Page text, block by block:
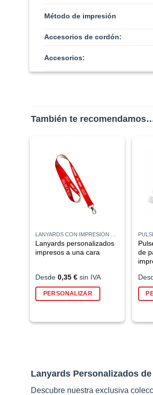
Método de impresión
Accesorios de cordón:
Accesorios:
También te
Lanyards personalizados
impresos a una cara
Desde 0,35 €sin IVA
PERSONALIZAR
múltiples
pueden
elegir
de
Lanyards Personalizados
Descubre nuestra exclusiva